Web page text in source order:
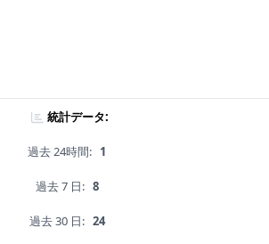
統計データ:
過去 24時間: 1
過去 7 日: 8
過去 30 日: 24